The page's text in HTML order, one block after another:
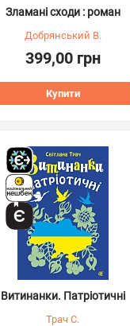
Зламані сходи : роман
Добрянський В.
399,00 грн
Купити
Витинанки. Патріотичні
Трач С.